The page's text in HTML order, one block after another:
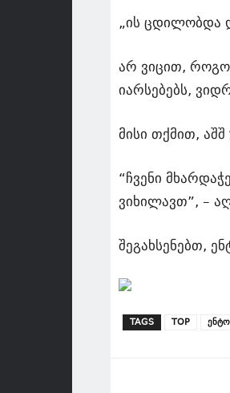
„ის ცდილობდა
არ ვიცით,
იარსებებს,
მისი თქმით,
“ჩვენი
ვიხილავთ”, –
შეგახსენებთ,
TAGS TOP